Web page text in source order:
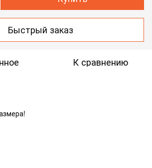
Быстрый заказ
К сравнению